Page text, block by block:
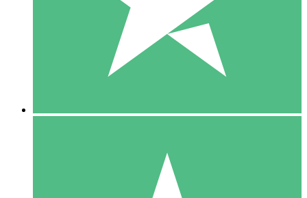
1 Téléchargement
10 00
10 Téléchargements
20 00